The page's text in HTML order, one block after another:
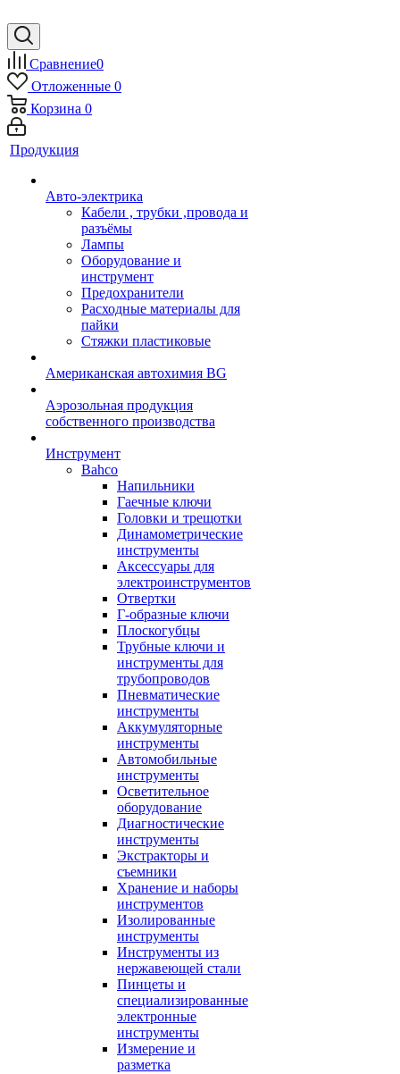
Сравнение0
Отложенные 0
Корзина 0
Продукция
Авто-электрика
Кабели , трубки ,провода и
разъёмы
Лампы
Оборудование и
инструмент
Предохранители
Расходные материалы для
пайки
Стяжки пластиковые
Американская автохимия BG
Аэрозольная продукция
собственного производства
Инструмент
Bahco
Напильники
Гаечные ключи
Головки и трещотки
Динамометрические
инструменты
Аксессуары для
электроинструментов
Отвертки
Г-образные ключи
Плоскогубцы
Трубные ключи и
инструменты для
трубопроводов
Пневматические
инструменты
Аккумуляторные
инструменты
Автомобильные
инструменты
Осветительное
оборудование
Диагностические
инструменты
Экстракторы и
съемники
Хранение и наборы
инструментов
Изолированные
инструменты
Инструменты из
нержавеющей стали
Пинцеты и
специализированные
электронные
инструменты
Измерение и
разметка